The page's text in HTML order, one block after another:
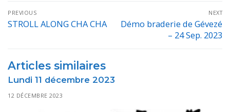
Navigation
de
PREVIOUS
Previous
STROLL ALONG CHA CHA
NEXT
Next
Démo braderie de Gévezé
– 24 Sep. 2023
Articles similaires
Lundi 11 décembre 2023
12 DÉCEMBRE 2023